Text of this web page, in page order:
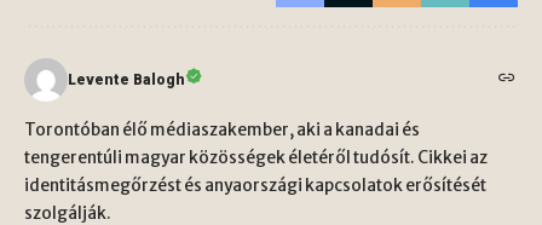
Levente Balogh
Torontóban élő médiaszakember, aki a kanadai és
tengerentúli magyar közösségek életéről tudósít. Cikkei az
identitásmegőrzést és anyaországi kapcsolatok erősítését
szolgálják.